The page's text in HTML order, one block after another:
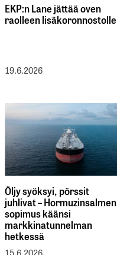
EKP:n Lane jättää oven
raolleen lisäkoronnostolle
19.6.2026
Öljy syöksyi, pörssit
juhlivat – Hormuzinsalmen
sopimus käänsi
markkinatunnelman
hetkessä
15.6.2026